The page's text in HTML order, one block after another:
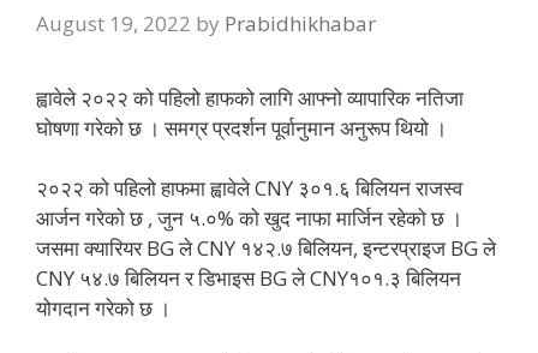
August 19, 2022 by Prabidhikhabar
ह्वावेले २०२२ को पहिलो हाफको लागि आफ्नो व्यापारिक नतिजा
घोषणा गरेको छ । समग्र प्रदर्शन पूर्वानुमान अनुरूप थियो ।
२०२२ को पहिलो हाफमा ह्वावेले CNY ३०१.६ बिलियन राजस्व
आर्जन गरेको छ , जुन ५.०% को खुद नाफा मार्जिन रहेको छ ।
जसमा क्यारियर BG ले CNY १४२.७ बिलियन, इन्टरप्राइज BG ले
CNY ५४.७ बिलियन र डिभाइस BG ले CNY१०१.३ बिलियन
योगदान गरेको छ ।